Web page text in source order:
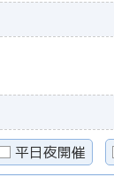
平日夜開催